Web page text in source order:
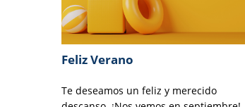
Feliz Verano
Te deseamos un feliz y merecido